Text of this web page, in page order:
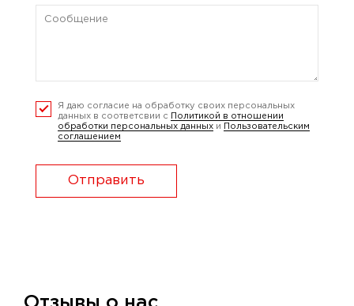
Я даю согласие на обработку своих персональных
данных в соответсвии с
Политикой в отношении
обработки персональных данных и
Пользовательским
соглашением
Отправить